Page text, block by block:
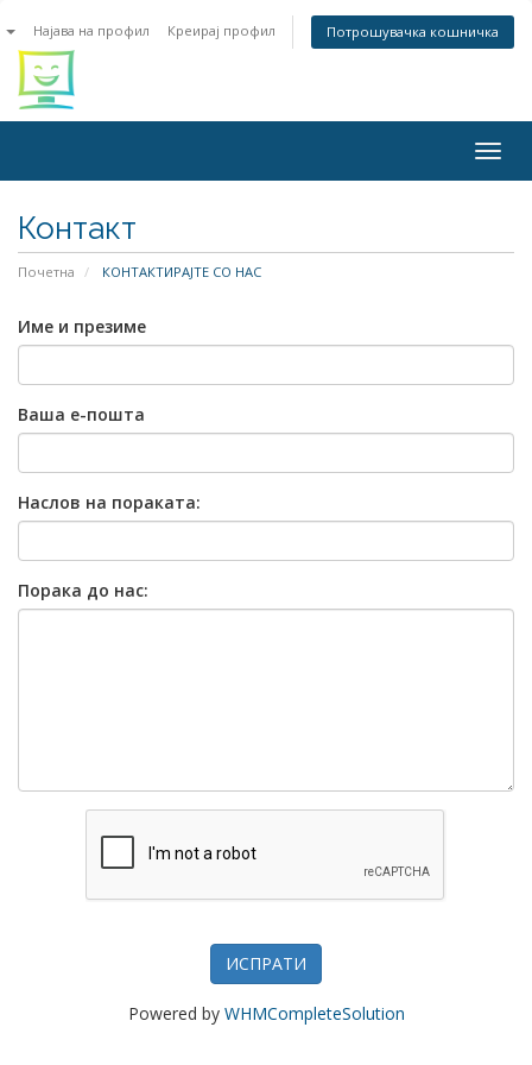
Најава на профил Креирај профил Потрошувачка кошничка
Контакт
Почетна КОНТАКТИРАЈТЕ СО НАС
Име и презиме
Ваша е-пошта
Наслов на пораката:
Порака до нас:
ИСПРАТИ
Powered by WHMCompleteSolution